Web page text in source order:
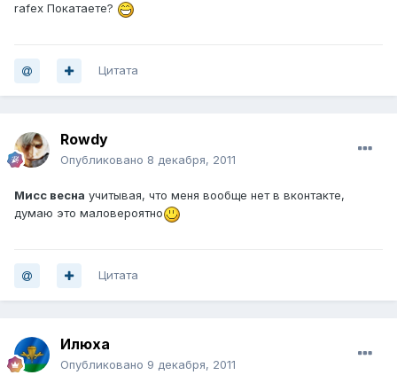
rafex Покатаете?
Цитата
Rowdy
Опубликовано 8 декабря, 2011
Мисс весна учитывая, что меня вообще нет в вконтакте,
думаю это маловероятно
Цитата
Илюха
Опубликовано 9 декабря, 2011